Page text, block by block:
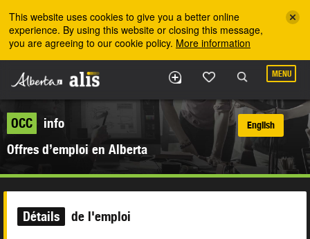
This website uses cookies to give you a better online
experience. By using this website or closing this message,
you are agreeing to our cookie policy. More information
MENU
OCC
info
Offres d’emploi en Alberta
English
Détails de l'emploi